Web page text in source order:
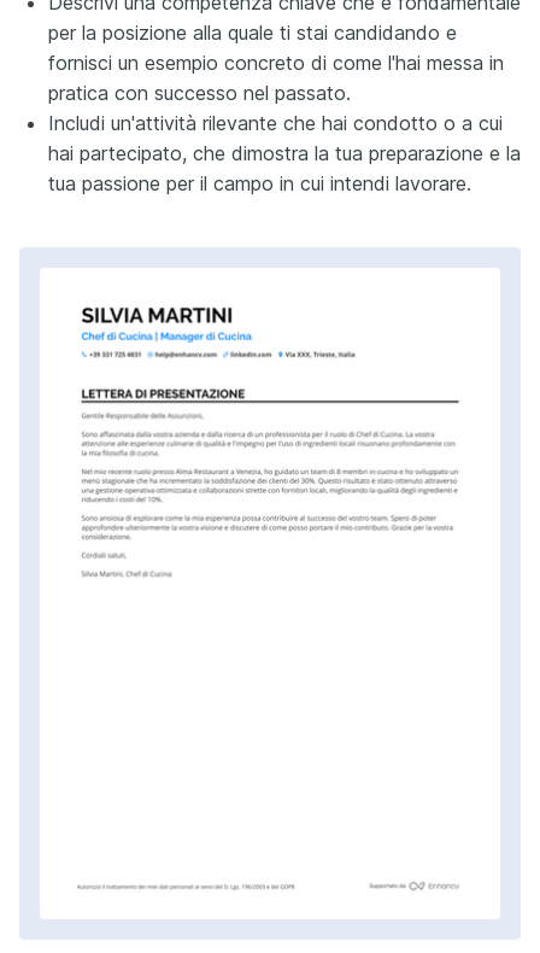
per la posizione alla quale ti stai candidando e
fornisci un esempio concreto di come l'hai messa in
pratica con successo nel passato.
Includi un'attività rilevante che hai condotto o a cui
hai partecipato, che dimostra la tua preparazione e la
tua passione per il campo in cui intendi lavorare.